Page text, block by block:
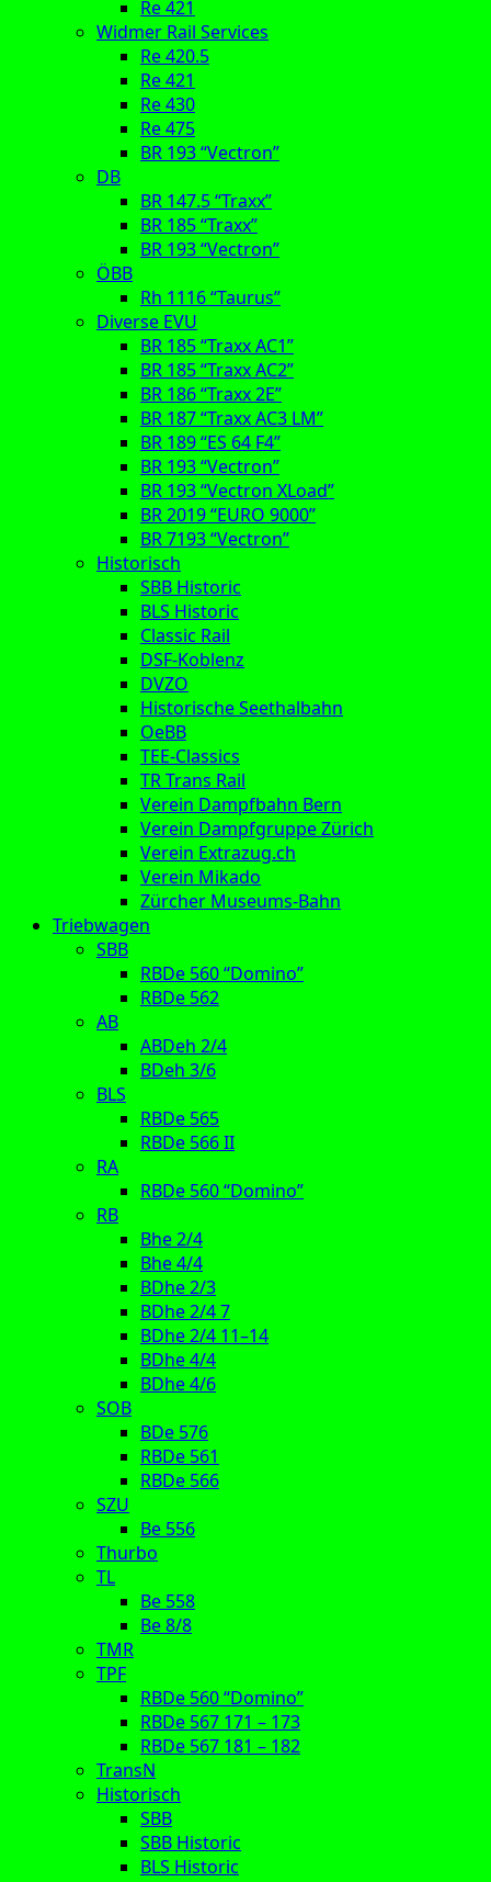
Re 421
Widmer Rail Services
Re 420.5
Re 421
Re 430
Re 475
BR 193 “Vectron”
DB
BR 147.5 “Traxx”
BR 185 “Traxx”
BR 193 “Vectron”
ÖBB
Rh 1116 “Taurus”
Diverse EVU
BR 185 “Traxx AC1”
BR 185 “Traxx AC2”
BR 186 “Traxx 2E”
BR 187 “Traxx AC3 LM”
BR 189 “ES 64 F4”
BR 193 “Vectron”
BR 193 “Vectron XLoad”
BR 2019 “EURO 9000”
BR 7193 “Vectron”
Historisch
SBB Historic
BLS Historic
Classic Rail
DSF-Koblenz
DVZO
Historische Seethalbahn
OeBB
TEE-Classics
TR Trans Rail
Verein Dampfbahn Bern
Verein Dampfgruppe Zürich
Verein Extrazug.ch
Verein Mikado
Zürcher Museums-Bahn
Triebwagen
SBB
RBDe 560 “Domino”
RBDe 562
AB
ABDeh 2/4
BDeh 3/6
BLS
RBDe 565
RBDe 566 II
RA
RBDe 560 “Domino”
RB
Bhe 2/4
Bhe 4/4
BDhe 2/3
BDhe 2/4 7
BDhe 2/4 11–14
BDhe 4/4
BDhe 4/6
SOB
BDe 576
RBDe 561
RBDe 566
SZU
Be 556
Thurbo
TL
Be 558
Be 8/8
TMR
TPF
RBDe 560 “Domino”
RBDe 567 171 – 173
RBDe 567 181 – 182
TransN
Historisch
SBB
SBB Historic
BLS Historic